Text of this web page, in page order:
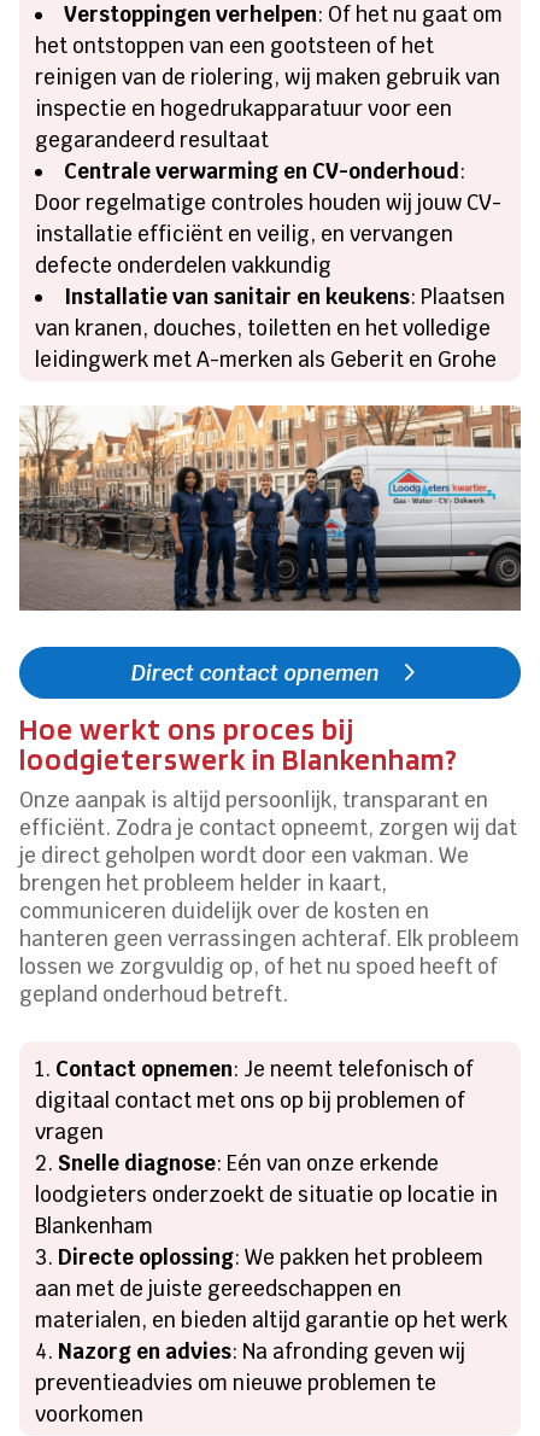
Verstoppingen verhelpen: Of het nu gaat om
het ontstoppen van een gootsteen of het
reinigen van de riolering, wij maken gebruik van
inspectie en hogedrukapparatuur voor een
gegarandeerd resultaat
Centrale verwarming en CV-onderhoud:
Door regelmatige controles houden wij jouw CV-
installatie efficiënt en veilig, en vervangen
defecte onderdelen vakkundig
Installatie van sanitair en keukens: Plaatsen
van kranen, douches, toiletten en het volledige
leidingwerk met A-merken als Geberit en Grohe
Direct contact opnemen
Hoe werkt ons proces bij
loodgieterswerk in Blankenham?
Onze aanpak is altijd persoonlijk, transparant en
efficiënt. Zodra je contact opneemt, zorgen wij dat
je direct geholpen wordt door een vakman. We
brengen het probleem helder in kaart,
communiceren duidelijk over de kosten en
hanteren geen verrassingen achteraf. Elk probleem
lossen we zorgvuldig op, of het nu spoed heeft of
gepland onderhoud betreft.
Contact opnemen: Je neemt telefonisch of
digitaal contact met ons op bij problemen of
vragen
Snelle diagnose: Eén van onze erkende
loodgieters onderzoekt de situatie op locatie in
Blankenham
Directe oplossing: We pakken het probleem
aan met de juiste gereedschappen en
materialen, en bieden altijd garantie op het werk
Nazorg en advies: Na afronding geven wij
preventieadvies om nieuwe problemen te
voorkomen